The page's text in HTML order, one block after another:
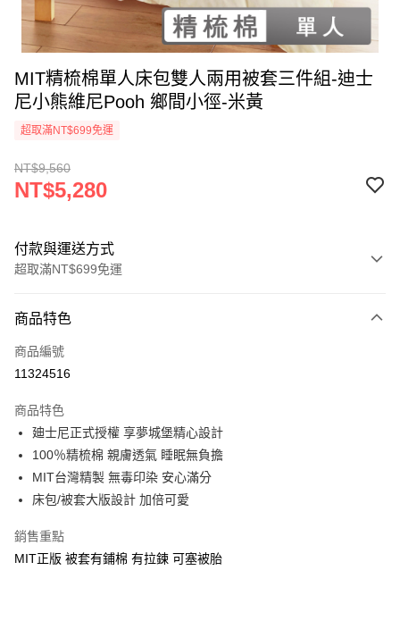
MIT精梳棉單人床包雙人兩用被套三件組-迪士
尼小熊維尼Pooh 鄉間小徑-米黃
超取滿NT$699免運
NT$9,560
NT$5,280
付款與運送方式
超取滿NT$699免運
信用卡一次付款
超商取貨付款
Apple Pay
街口支付
悠遊付
Google Pay
ATM付款
商品特色
商品編號
11324516
商品特色
廸士尼正式授權 享夢城堡精心設計
100％精梳棉 親膚透氣 睡眠無負擔
MIT台灣精製 無毒印染 安心滿分
床包/被套大版設計 加倍可愛
銷售重點
MIT正版 被套有鋪棉 有拉鍊 可塞被胎